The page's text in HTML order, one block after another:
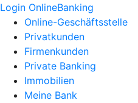
Login OnlineBanking
Online-Geschäftsstelle
Privatkunden
Firmenkunden
Private Banking
Immobilien
Meine Bank